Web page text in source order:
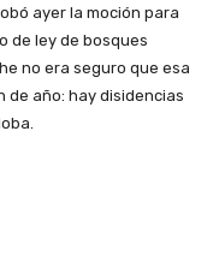
ayer la moción para
de ley de bosques
no era seguro que esa
de año: hay disidencias